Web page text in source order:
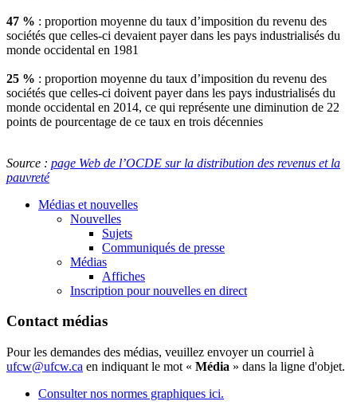
47 % : proportion moyenne du taux d’imposition du revenu des
sociétés que celles-ci devaient payer dans les pays industrialisés du
monde occidental en 1981
25 % : proportion moyenne du taux d’imposition du revenu des
sociétés que celles-ci doivent payer dans les pays industrialisés du
monde occidental en 2014, ce qui représente une diminution de 22
points de pourcentage de ce taux en trois décennies
Source : page Web de l’OCDE sur la distribution des revenus et la
pauvreté
Médias et nouvelles
Nouvelles
Sujets
Communiqués de presse
Médias
Affiches
Inscription pour nouvelles en direct
Contact médias
Pour les demandes des médias, veuillez envoyer un courriel à
ufcw@ufcw.ca en indiquant le mot « Média » dans la ligne d'objet.
Consulter nos normes graphiques ici.